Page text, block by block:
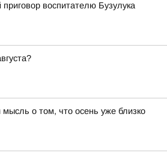
воспитателю Бузулука
о том, что осень уже близко